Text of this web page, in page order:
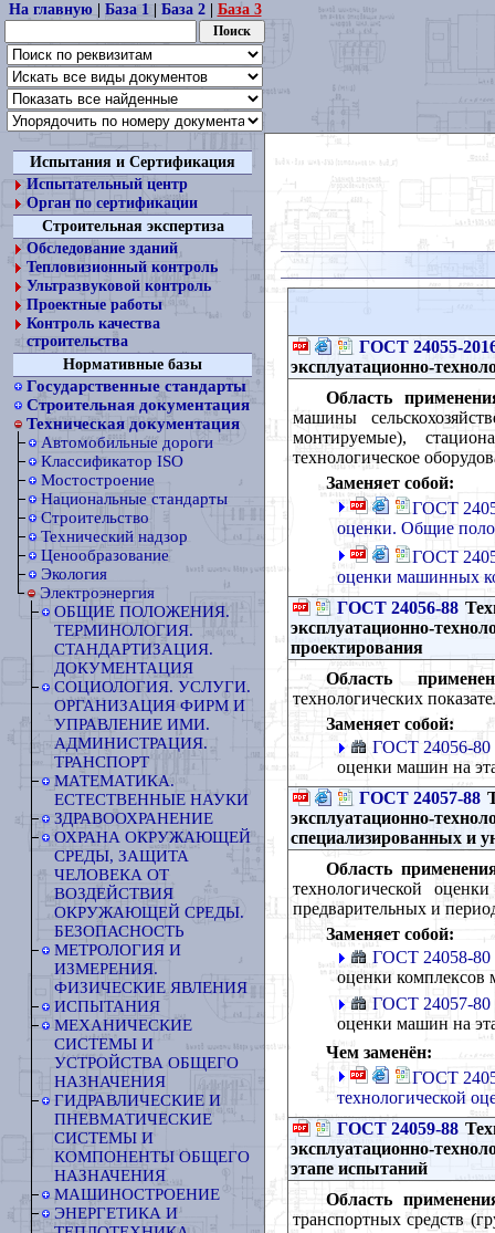
На главную| База 1| База 2| База 3
Испытания и Сертификация
Испытательный центр
Орган по сертификации
Строительная экспертиза
Обследование зданий
Тепловизионный контроль
Ультразвуковой контроль
Проектные работы
Контроль качества
строительства
Нормативные базы
Государственные стандарты
Строительная документация
Техническая документация
Автомобильные дороги
Классификатор ISO
Мостостроение
Национальные стандарты
Строительство
Технический надзор
Ценообразование
Экология
Электроэнергия
ОБЩИЕ ПОЛОЖЕНИЯ.
ТЕРМИНОЛОГИЯ.
СТАНДАРТИЗАЦИЯ.
ДОКУМЕНТАЦИЯ
СОЦИОЛОГИЯ. УСЛУГИ.
ОРГАНИЗАЦИЯ ФИРМ И
УПРАВЛЕНИЕ ИМИ.
АДМИНИСТРАЦИЯ.
ТРАНСПОРТ
МАТЕМАТИКА.
ЕСТЕСТВЕННЫЕ НАУКИ
ЗДРАВООХРАНЕНИЕ
ОХРАНА ОКРУЖАЮЩЕЙ
СРЕДЫ, ЗАЩИТА
ЧЕЛОВЕКА ОТ
ВОЗДЕЙСТВИЯ
ОКРУЖАЮЩЕЙ СРЕДЫ.
БЕЗОПАСНОСТЬ
МЕТРОЛОГИЯ И
ИЗМЕРЕНИЯ.
ФИЗИЧЕСКИЕ ЯВЛЕНИЯ
ИСПЫТАНИЯ
МЕХАНИЧЕСКИЕ
СИСТЕМЫ И
УСТРОЙСТВА ОБЩЕГО
НАЗНАЧЕНИЯ
ГИДРАВЛИЧЕСКИЕ И
ПНЕВМАТИЧЕСКИЕ
СИСТЕМЫ И
КОМПОНЕНТЫ ОБЩЕГО
НАЗНАЧЕНИЯ
МАШИНОСТРОЕНИЕ
ЭНЕРГЕТИКА И
ГОСТ 24055-
эксплуатационно-
Область
машины
монтируемые),
технологическое
Заменяет собой:
ГОСТ
оценки. Общие
ГОСТ
оценки машинных
ГОСТ 24056-88
эксплуатационно-
проектирования
Область
технологических
Заменяет собой:
ГОСТ 24056-80
оценки машин на
ГОСТ 24057-88
эксплуатационно-
специализированных и
Область
технологической
предварительных и
Заменяет собой:
ГОСТ 24058-80
оценки
ГОСТ 24057-80
оценки машин на
Чем заменён:
ГОСТ
технологической
ГОСТ 24059-88
эксплуатационно-
этапе испытаний
Область
транспортных средств